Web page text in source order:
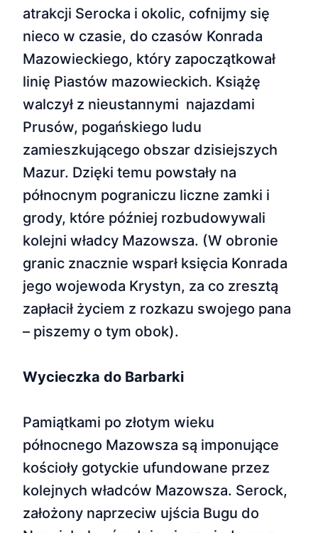
atrakcji Serocka i okolic, cofnijmy się
nieco w czasie, do czasów Konrada
Mazowieckiego, który zapoczątkował
linię Piastów mazowieckich. Książę
walczył z nieustannymi najazdami
Prusów, pogańskiego ludu
zamieszkującego obszar dzisiejszych
Mazur. Dzięki temu powstały na
północnym pograniczu liczne zamki i
grody, które później rozbudowywali
kolejni władcy Mazowsza. (W obronie
granic znacznie wsparł księcia Konrada
jego wojewoda Krystyn, za co zresztą
zapłacił życiem z rozkazu swojego pana
– piszemy o tym obok).
Wycieczka do Barbarki
Pamiątkami po złotym wieku
północnego Mazowsza są imponujące
kościoły gotyckie ufundowane przez
kolejnych władców Mazowsza. Serock,
założony naprzeciw ujścia Bugu do